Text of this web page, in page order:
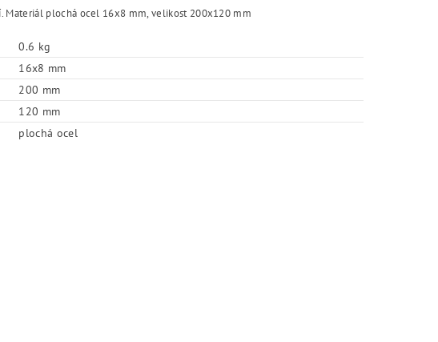
Materiál plochá ocel 16x8 mm, velikost 200x120 mm
0.6 kg
16x8 mm
200 mm
120 mm
plochá ocel